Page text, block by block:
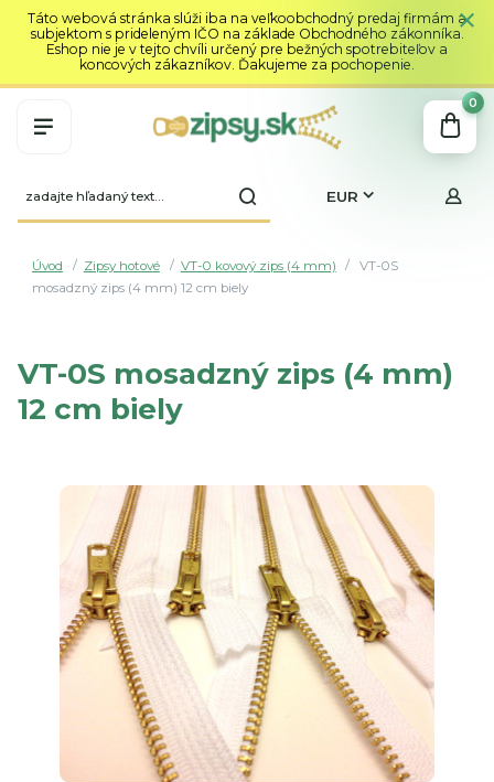
Táto webová stránka slúži iba na veľkoobchodný predaj firmám a
subjektom s prideleným IČO na základe Obchodného zákonníka.
Eshop nie je v tejto chvíli určený pre bežných spotrebiteľov a
koncových zákazníkov. Ďakujeme za pochopenie.
EUR
0
Úvod Zipsy hotové VT-0 kovový zips (4 mm)
VT-0S
mosadzný zips (4 mm) 12 cm biely
VT-0S mosadzný zips (4 mm)
12 cm biely